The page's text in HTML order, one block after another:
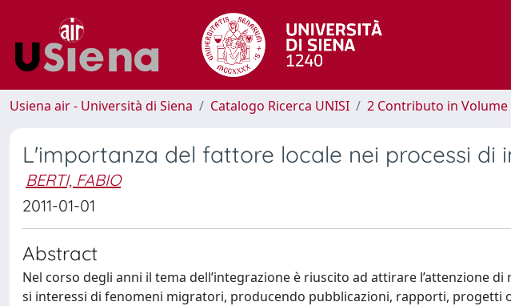
Usiena air - Università di Siena Catalogo Ricerca UNISI 2 Contributo in Volume
L'importanza del fattore locale nei processi di
BERTI, FABIO
2011-01-01
Abstract
Nel corso degli anni il tema dell’integrazione è riuscito ad attirare l’attenzione
si interessi di fenomeni migratori, producendo pubblicazioni, rapporti, progetti